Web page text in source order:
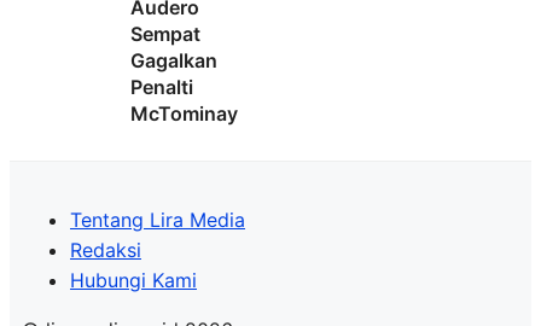
Audero
Sempat
Gagalkan
Penalti
McTominay
Tentang Lira Media
Redaksi
Hubungi Kami